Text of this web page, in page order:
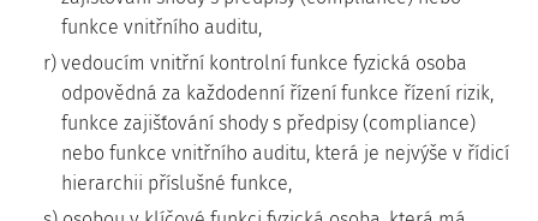
funkce vnitřního auditu,
r) vedoucím vnitřní kontrolní funkce fyzická osoba
odpovědná za každodenní řízení funkce řízení rizik,
funkce zajišťování shody s předpisy (compliance)
nebo funkce vnitřního auditu, která je nejvýše v řídicí
hierarchii příslušné funkce,